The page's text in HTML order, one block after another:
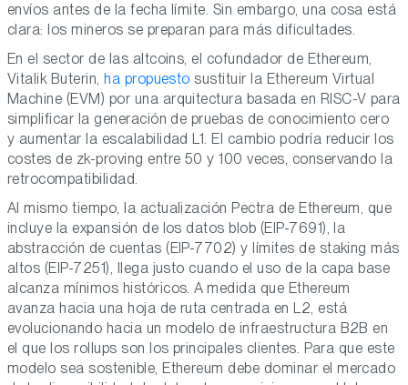
envíos antes de la fecha límite. Sin embargo, una cosa está
clara: los mineros se preparan para más dificultades.
En el sector de las altcoins, el cofundador de Ethereum,
Vitalik Buterin, ha propuesto sustituir la Ethereum Virtual
Machine (EVM) por una arquitectura basada en RISC-V para
simplificar la generación de pruebas de conocimiento cero
y aumentar la escalabilidad L1. El cambio podría reducir los
costes de zk-proving entre 50 y 100 veces, conservando la
retrocompatibilidad.
Al mismo tiempo, la actualización Pectra de Ethereum, que
incluye la expansión de los datos blob (EIP-7691), la
abstracción de cuentas (EIP-7702) y límites de staking más
altos (EIP-7251), llega justo cuando el uso de la capa base
alcanza mínimos históricos. A medida que Ethereum
avanza hacia una hoja de ruta centrada en L2, está
evolucionando hacia un modelo de infraestructura B2B en
el que los rollups son los principales clientes. Para que este
modelo sea sostenible, Ethereum debe dominar el mercado